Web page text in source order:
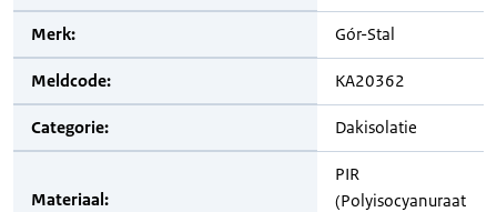
Merk: Gór-Stal
Meldcode: KA20362
Categorie: Dakisolatie
Materiaal:
PIR
(Polyisocyanuraat